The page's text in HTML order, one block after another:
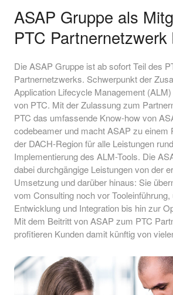
ASAP Gruppe als
PTC
Die ASAP Gruppe ist ab sofort Teil des
Partnernetzwerks. Schwerpunkt der
Application Lifecycle Management
von PTC. Mit der Zulassung zum
PTC das umfassende Know-how von
codebeamer und macht ASAP zu einem
der DACH-Region für alle Leistungen
Implementierung des ALM-Tools. Die
dabei durchgängige Leistungen von der
Umsetzung und darüber hinaus: Sie
vom Consulting noch vor Tooleinführung,
Entwicklung und Integration bis hin zur
Mit dem Beitritt von ASAP zum PTC
profitieren Kunden damit künftig von